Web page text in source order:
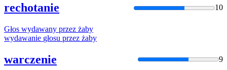
rechotanie 10
Głos wydawany przez żaby
wydawanie głosu przez żaby
warczenie 9